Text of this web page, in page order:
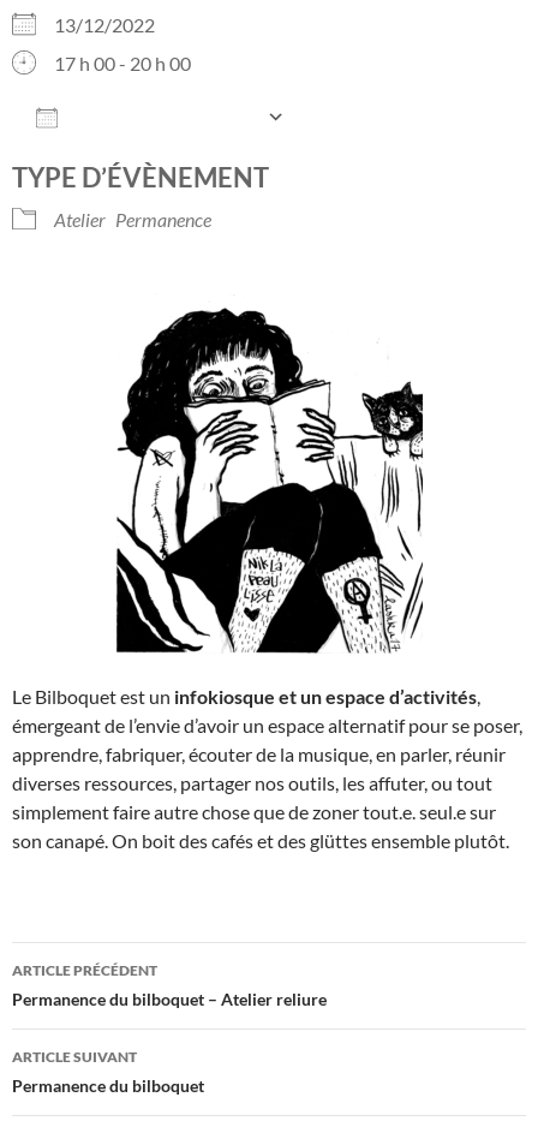
13/12/2022
17 h 00 - 20 h 00
TYPE D’ÉVÈNEMENT
Atelier Permanence
Le Bilboquet est un infokiosque et un espace d’activités
émergeant de l’envie d’avoir un espace alternatif pour se poser,
apprendre, fabriquer, écouter de la musique, en parler, réunir
diverses ressources, partager nos outils, les affuter, ou tout
simplement faire autre chose que de zoner tout.e. seul.e sur
son canapé. On boit des cafés et des glüttes ensemble plutôt.
Navigation
des
articles
ARTICLE PRÉCÉDENT
Permanence du bilboquet – Atelier reliure
ARTICLE SUIVANT
Permanence du bilboquet